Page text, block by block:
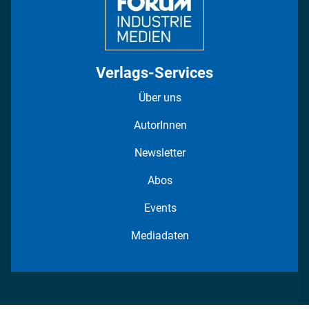
Verlags-Services
Über uns
AutorInnen
Newsletter
Abos
Events
Mediadaten